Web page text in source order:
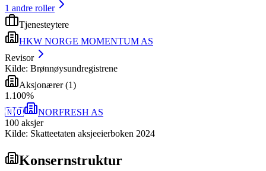
1 andre roller
Tjenesteytere
HKW NORGE MOMENTUM AS
Revisor
Kilde: Brønnøysundregistrene
Aksjonærer(1)
1 .100%
🇳🇴
NORFRESH AS
100 aksjer
Kilde: Skatteetaten aksjeeierboken 2024
Konsernstruktur